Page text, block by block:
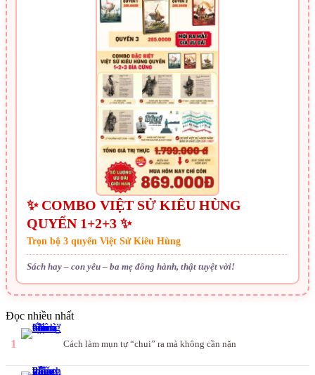
✨ COMBO VIỆT SỬ KIÊU HÙNG
QUYỂN 1+2+3 ✨
Trọn bộ 3 quyển Việt Sử Kiêu Hùng
Sách hay – con yêu – ba mẹ đồng hành, thật tuyệt vời!
Đọc nhiều nhất
1 Cách làm mụn tự “chui” ra mà không cần nặn